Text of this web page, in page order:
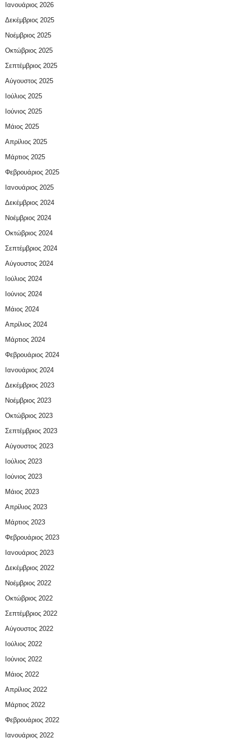
Ιανουάριος 2026
Δεκέμβριος 2025
Νοέμβριος 2025
Οκτώβριος 2025
Σεπτέμβριος 2025
Αύγουστος 2025
Ιούλιος 2025
Ιούνιος 2025
Μάιος 2025
Απρίλιος 2025
Μάρτιος 2025
Φεβρουάριος 2025
Ιανουάριος 2025
Δεκέμβριος 2024
Νοέμβριος 2024
Οκτώβριος 2024
Σεπτέμβριος 2024
Αύγουστος 2024
Ιούλιος 2024
Ιούνιος 2024
Μάιος 2024
Απρίλιος 2024
Μάρτιος 2024
Φεβρουάριος 2024
Ιανουάριος 2024
Δεκέμβριος 2023
Νοέμβριος 2023
Οκτώβριος 2023
Σεπτέμβριος 2023
Αύγουστος 2023
Ιούλιος 2023
Ιούνιος 2023
Μάιος 2023
Απρίλιος 2023
Μάρτιος 2023
Φεβρουάριος 2023
Ιανουάριος 2023
Δεκέμβριος 2022
Νοέμβριος 2022
Οκτώβριος 2022
Σεπτέμβριος 2022
Αύγουστος 2022
Ιούλιος 2022
Ιούνιος 2022
Μάιος 2022
Απρίλιος 2022
Μάρτιος 2022
Φεβρουάριος 2022
Ιανουάριος 2022